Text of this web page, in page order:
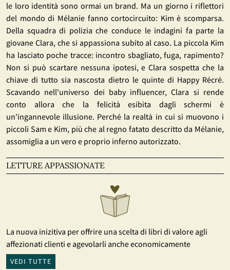
le loro identità sono ormai un brand. Ma un giorno i riflettori
del mondo di Mélanie fanno cortocircuito: Kim è scomparsa.
Della squadra di polizia che conduce le indagini fa parte la
giovane Clara, che si appassiona subito al caso. La piccola Kim
ha lasciato poche tracce: incontro sbagliato, fuga, rapimento?
Non si può scartare nessuna ipotesi, e Clara sospetta che la
chiave di tutto sia nascosta dietro le quinte di Happy Récré.
Scavando nell'universo dei baby influencer, Clara si rende
conto allora che la felicità esibita dagli schermi è
un'ingannevole illusione. Perché la realtà in cui si muovono i
piccoli Sam e Kim, più che al regno fatato descritto da Mélanie,
assomiglia a un vero e proprio inferno autorizzato.
LETTURE APPASSIONATE
La nuova inizitiva per offrire una scelta di libri di valore agli
affezionati clienti e agevolarli anche economicamente
VEDI TUTTE